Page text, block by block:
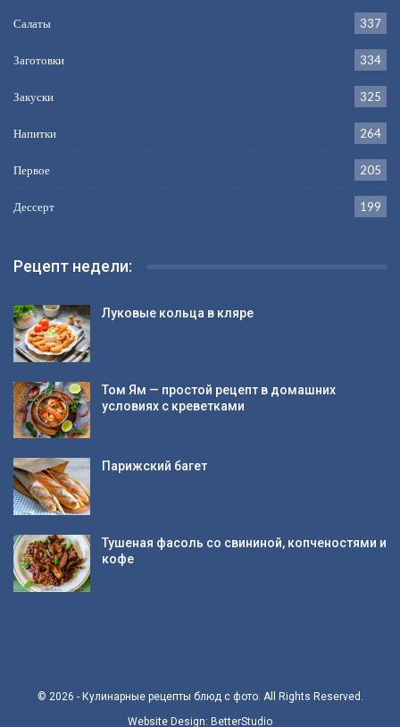
Салаты 337
Заготовки 334
Закуски 325
Напитки 264
Первое 205
Дессерт 199
Рецепт недели:
Луковые кольца в кляре
Том Ям — простой рецепт в домашних
условиях с креветками
Парижский багет
Тушеная фасоль со свининой, копченостями и
кофе
© 2026 - Кулинарные рецепты блюд с фото. All Rights Reserved.
Website Design: BetterStudio